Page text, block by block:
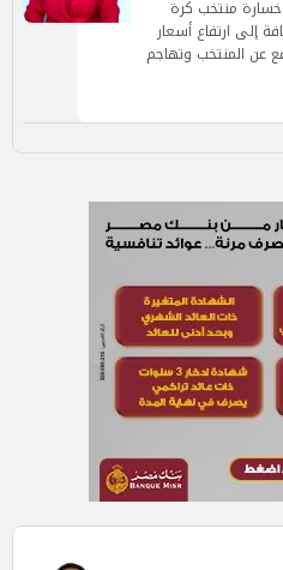
منتخب كرة
إلى ارتفاع أسعار
عن المنتخب وتهاجم